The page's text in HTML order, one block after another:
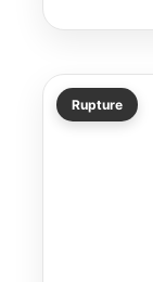
Rupture